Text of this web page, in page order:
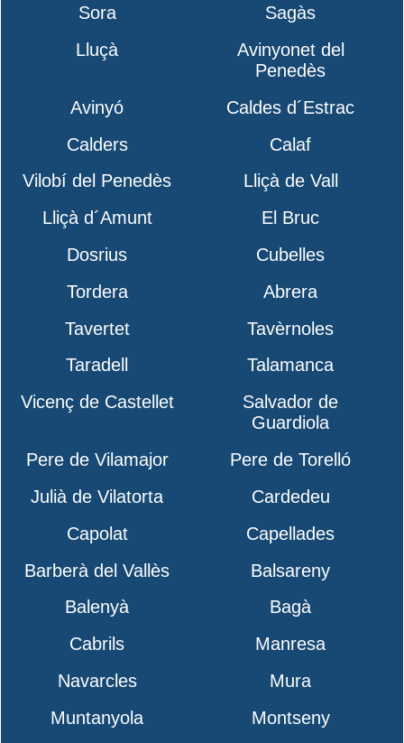
Sora
Sagàs
Lluçà
Avinyonet del
Penedès
Avinyó
Caldes d´Estrac
Calders
Calaf
Vilobí del Penedès
Lliçà de Vall
Lliçà d´Amunt
El Bruc
Dosrius
Cubelles
Tordera
Abrera
Tavertet
Tavèrnoles
Taradell
Talamanca
Vicenç de Castellet
Salvador de
Guardiola
Pere de Vilamajor
Pere de Torelló
Julià de Vilatorta
Cardedeu
Capolat
Capellades
Barberà del Vallès
Balsareny
Balenyà
Bagà
Cabrils
Manresa
Navarcles
Mura
Muntanyola
Montseny